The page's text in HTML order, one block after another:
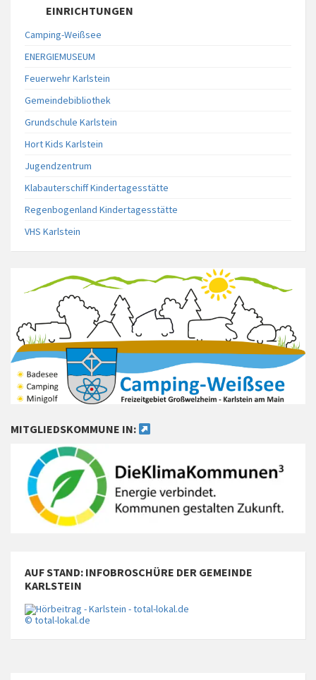
EINRICHTUNGEN
Camping-Weißsee
ENERGIEMUSEUM
Feuerwehr Karlstein
Gemeindebibliothek
Grundschule Karlstein
Hort Kids Karlstein
Jugendzentrum
Klabauterschiff Kindertagesstätte
Regenbogenland Kindertagesstätte
VHS Karlstein
MITGLIEDSKOMMUNE IN:
AUF STAND: INFOBROSCHÜRE DER GEMEINDE
KARLSTEIN
© total-lokal.de